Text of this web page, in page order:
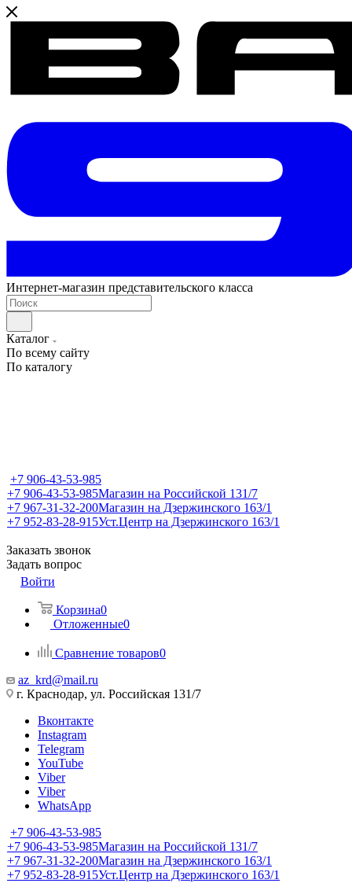
Интернет-магазин представительского класса
Каталог
По всему сайту
По каталогу
+7 906-43-53-985
+7 906-43-53-985Магазин на Российской 131/7
+7 967-31-32-200Магазин на Дзержинского 163/1
+7 952-83-28-915Уст.Центр на Дзержинского 163/1
Заказать звонок
Задать вопрос
Войти
Корзина0
Отложенные0
Сравнение товаров0
az_krd@mail.ru
г. Краснодар, ул. Российская 131/7
Вконтакте
Instagram
Telegram
YouTube
Viber
Viber
WhatsApp
+7 906-43-53-985
+7 906-43-53-985Магазин на Российской 131/7
+7 967-31-32-200Магазин на Дзержинского 163/1
+7 952-83-28-915Уст.Центр на Дзержинского 163/1